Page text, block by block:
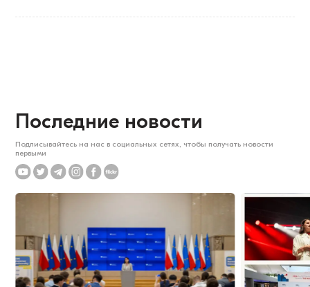
Последние новости
Подписывайтесь на нас в социальных сетях, чтобы получать новости
первыми